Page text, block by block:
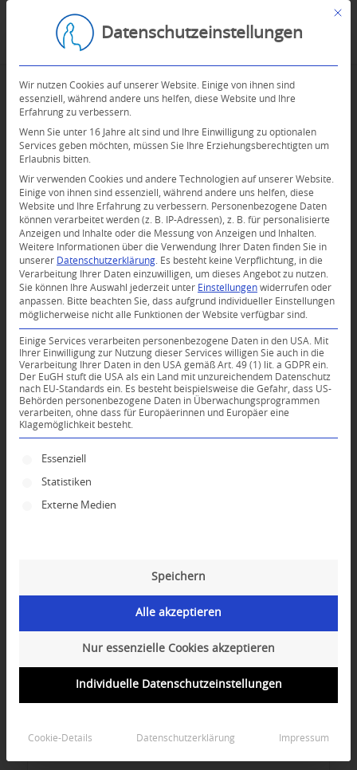
0
Dein Kommentar
An Diskussion beteiligen?
Hinterlassen Sie uns Ihren Kommentar!
Mit
Datenschutzeinstellungen
Wir nutzen Cookies auf unserer Website. Einige von ihnen sind
essenziell, während andere uns helfen, diese Website und Ihre
Erfahrung zu verbessern.
Wenn Sie unter 16 Jahre alt sind und Ihre Einwilligung zu optionalen
Services geben möchten, müssen Sie Ihre Erziehungsberechtigten um
Erlaubnis bitten.
Wir verwenden Cookies und andere Technologien auf unserer Website.
Einige von ihnen sind essenziell, während andere uns helfen, diese
Website und Ihre Erfahrung zu verbessern.
Personenbezogene Daten
können verarbeitet werden (z. B. IP-Adressen), z. B. für personalisierte
Anzeigen und Inhalte oder die Messung von Anzeigen und Inhalten.
Weitere Informationen über die Verwendung Ihrer Daten finden Sie in
unserer Datenschutzerklärung
Es besteht keine Verpflichtung, in die
Verarbeitung Ihrer Daten einzuwilligen, um dieses Angebot zu nutzen.
Sie können Ihre Auswahl jederzeit unter Einstellungen widerrufen oder
anpassen.
Bitte beachten Sie, dass aufgrund individueller Einstellungen
möglicherweise nicht alle Funktionen der Website verfügbar sind.
Einige Services verarbeiten personenbezogene Daten in den USA. Mit
Ihrer Einwilligung zur Nutzung dieser Services willigen Sie auch in die
Verarbeitung Ihrer Daten in den USA gemäß Art. 49 (1) lit. a GDPR ein.
Der EuGH stuft die USA als ein Land mit unzureichendem Datenschutz
nach EU-Standards ein. Es besteht beispielsweise die Gefahr, dass US-
Behörden personenbezogene Daten in Überwachungsprogrammen
verarbeiten, ohne dass für Europäerinnen und Europäer eine
Klagemöglichkeit besteht.
Es folgt eine Liste der Service-Gruppen, für die
Essenziell
Statistiken
Externe Medien
Speichern
Alle akzeptieren
Nur essenzielle Cookies akzeptieren
Individuelle Datenschutzeinstellungen
Cookie-Details Datenschutzerklärung Impressum